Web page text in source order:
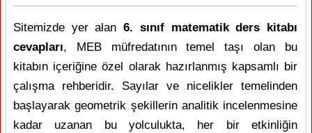
Sitemizde yer alan6. sınıf matematik ders kitabı
cevapları, MEB müfredatının temel taşı olan bu
kitabın içeriğine özel olarak hazırlanmış kapsamlı bir
çalışma rehberidir. Sayılar ve nicelikler temelinden
başlayarak geometrik şekillerin analitik incelenmesine
kadar uzanan bu yolculukta, her bir etkinliğin